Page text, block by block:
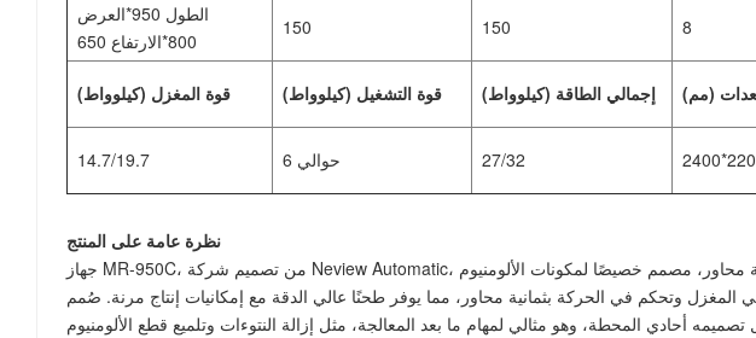
الطول 950*العرض
800*الارتفاع 650
150 150 8
قوة المغزل (كيلوواط) قوة التشغيل (كيلوواط) إجمالي الطاقة (كيلوواط) (مم)
14.7/19.7 حوالي 6 27/32
نظرة عامة على المنتج
جهاز MR-950C، من تصميم شركة Neview Automatic، هو نظام طحن أحادي المحطة بوصلة ثمانية محاور، مصمم خصيصًا لمكونات الألومنيوم
المغزل وتحكم في الحركة بثمانية محاور، مما يوفر طحنًا عالي الدقة مع إمكانيات إنتاج مرنة. صُمم
أحادي المحطة، وهو مثالي لمهام ما بعد المعالجة، مثل إزالة النتوءات وتلميع قطع الألومنيوم